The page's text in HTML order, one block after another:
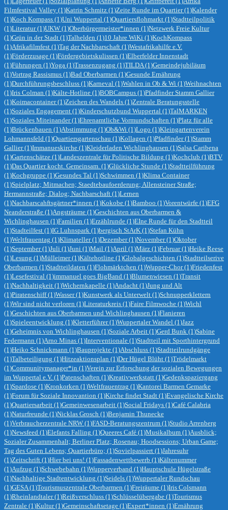
Filmfestival Valley (1)Katrin Schmitz (1)Zeite Runde im Quartier(1)Kalender
(1)Koch Kompass (1)Uni Wuppertal (1)Quartiersflohmarkt (1)Stadtteilpolitik
(1)Literatur(1)UKW (1)Oberbürgermeister*innen (1)Netzwerk Freie Kultur
(1)Grün in der Stadt (1)Talhelden (1)10 Jahre WiKi (1)KochKompass
(1)Afrikafilmfest (1)Tag der Nachbarschaft (1)Westafrikahilfe e.V.
(1)Förderzusage (1)Fördergebietskulissen (1)Elberfelder Innenstadt
(1)Führungen (1)Yoga (1)Trassenzugang (1)TILDA (1)Gemeindejubiläum
(1)Vortrag Rassismus (1)Bad Oberbarmen (1)Gesunde Ernährung
(1)Durchführungsbeschluss (1)Karneval (1)Wahlen in Ob & Wi (1)Weihnachten
(1)Iris Colman (1)Kälte-Hotline (1)BOBCampus (1)Pfadfinder Stamm Gallier
(1)Koimacontainer(1)Zeichen des Wandels (1)Zentrale Beratungsstelle
(1)Soziales Engagement (1)Kinderschutzbund Wuppertal (1)TalMARKEN
(1)Soziales Miteinander(1)Ehrenamtliche Vormundschaften (1)Platz für alle
(1)Brückenbauen (1)Abstimmung (1)Ob&Wi (1)Logo (1)Kleingartenverein
Lohmannsfeld (1)Quartiersgartenschau (1)Kollagen (1)Pfadfinder(1)Stamm
Gallier(1)Immanueskirche (1)Kleiderladen Wichlinghausen (1)Salsa Caribena
(1)Gartenschätze (1)Landeszentrale für Politische Bildung (1)Kochclub (1)BTV
(1)Das Quartier kocht. Gemeinsam. (1)Glückliche Stunde (1)Stadtteilführung
(1)Kochgruppe (1)Gesundes Tal (1)Schwimmen (1)Klima Container
(1)Spielplatz; Mitmachen; Staedtebaufoerderung; Allensteiner Straße;
Hermannstraße; Dialog; Nachbarschaft (1)Lernen
(1)Nachbarscahftsgärtner*innen (1)Kokobe (1)Bamboo (1)Vorentwürfe (1)EFG
Neanderstraße (1)Angsträume (1)Geschichten aus Oberbarmen &
Wichlinghausen (1)Familien (1)Erzählrunde (1)EIne Runde für den Stadtteil
(1)Stadteilfest (1)IG Luhnspark (1)bergisch StArK (1)Stefan Kühn
(1)Weltfrauentag (1)Klimateller(1)Dezember(1)November(1)Oktober
(1)September(1)Juli (1)Juni (1)Mail (1)April (1)März (1)Februar(1)Heike Reese
(1)Lesung (1)Mülleimer(1)Kältehotline (1)Globalgeschichten (1)Stadtteilserive
Oberbarmen (1)Stadtteildaten (1)Flohmärktchen (1)Wupper-Chor(1)Friedenfest
(1)Lesefestival (1)immanuel goes BigBand (1)Blumenwiesen (1)Transit
(1)Nachhaltigkeit (1)Wichernkapelle (1)Andacht (1)Jung und Alt
(1)Piratenschiff(1)Wasser(1)Kunstwerk als Unterwelt (1)Schnupperklettern
(1)Wir sind nicht verloren (1)Literaturkreis (1)Faire Filmwoche (1)Wichl
(1)Geschichten aus Oberbarmen und Wichlinghausen (1)Flanieren
(1)Spieleentwicklung (1)Kletterführer(1)Wuppertaler Wandel (1)Jazz
(1)Geheimnis von Wichlinghausen (1)Soziale Arbeit (1)Gerd Bunk (1)Sabine
Federmann (1)Arno Minas (1)Interventionale (1)Stadtteil mit Sporthintergrund
(1)Heiko Schnickmann (1)Bauprojekte (1)Abschluss (1)Stadtteilrundgänge
(1)Talbeteiligung (1)Hitzeaktionsplan (1)Der Hügel Blüht (1)Trödelmarkt
(1)Communitymanager*in (1)Verein zur Erforschung der sozialen Bewegungen
im Wuppertal e.V. (1)Patenschaften (1)Kreativwerkstatt (1)Gedenkspaziergang
(1)Spardose (1)Kronkorken (1)Weltfrauentrag (1)Kantorei Barmen Gemarke
(1)Forum für Soziale Innovantion (1)Kirche findet Stadt (1)Evangelische Kirche
(1)Quartiersarbeit (1)Gemeinwesenarbeit (1)Social Fridays (1)Café Calabria
(1)Naturfreunde (1)Nicklas Grosch (1)Benjamin Thunecke
(1)Verbraucherzentrale NRW (1)FASD-Beratungszentrum (1)Studio Arrenberg
(1)Newsfeed (1)Elefants Falling (1)Queeres Café (1)Musikalbum (1)Ausblick;
Sozialer Zusammenhalt; Berliner Platz; Rosenau; Hoodsessions; Urban Game;
Tag des Guten Lebens; Quartierbüro; (1)Sovielpassiert (1)Jahresuhr
(1)Zeitschrift (1)Hier bei uns! (1)Fassadenwettbewerb (1)Kältenummer
(1)Aufzug (1)Schwebebahn (1)Wupperverband (1)Hauptschule Hügelstraße
(1)Nachhaltige Stadtentwicklung (1)Seidels (1)Wuppertaler Rundschau
(1)GESA (1)Tourismuszentrale Oberbarmen (1)Freiräume (1)Iris Colsmann
(1)Rheinlandtaler(1)Reißverschluss (1)Schlüsselübergabe (1)Tourismus
Zentrale (1)Kultur(1)Gemeinschaftsetage (1)Expert*innen (1)Ernährung